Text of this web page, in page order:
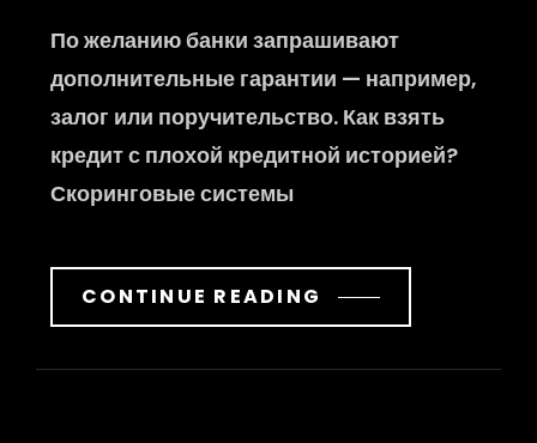
По желанию банки запрашивают
дополнительные гарантии — например,
залог или поручительство. Как взять
кредит с плохой кредитной историей?
Скоринговые системы
CONTINUE READING